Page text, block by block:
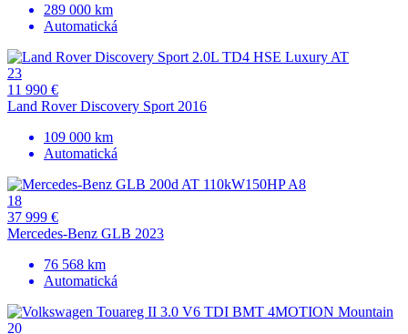
289 000 km
Automatická
23
11 990 €
Land Rover Discovery Sport 2016
109 000 km
Automatická
18
37 999 €
Mercedes-Benz GLB 2023
76 568 km
Automatická
20